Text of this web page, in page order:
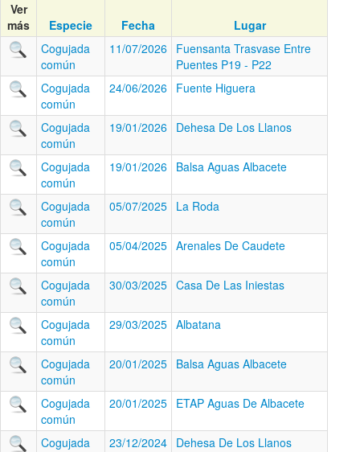
Ver
más
Especie Fecha
Lugar
Cogujada
común
11/07/2026 Fuensanta Trasvase Entre
Puentes P19 - P22
Cogujada
común
24/06/2026 Fuente Higuera
Cogujada
común
19/01/2026 Dehesa De Los Llanos
Cogujada
común
19/01/2026 Balsa Aguas Albacete
Cogujada
común
05/07/2025 La Roda
Cogujada
común
05/04/2025 Arenales De Caudete
Cogujada
común
30/03/2025 Casa De Las Iniestas
Cogujada
común
29/03/2025 Albatana
Cogujada
común
20/01/2025 Balsa Aguas Albacete
Cogujada
común
20/01/2025 ETAP Aguas De Albacete
Cogujada
23/12/2024 Dehesa De Los Llanos